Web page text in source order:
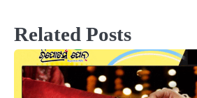
Related Posts